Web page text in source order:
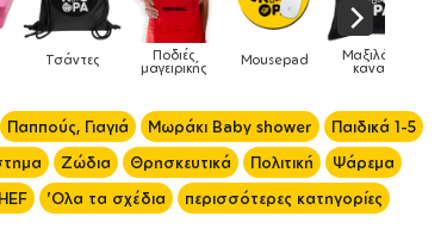
Mousepad Μαξιλάρια
καναπέ Phone Holders Ρολόγια
Παππούς, Γιαγιά Μωράκι Baby shower
Παιδικά 1-5
Ζώδια Θρησκευτικά Πολιτική
Ψάρεμα
'Ολα τα σχέδια περισσότερες κατηγορίες